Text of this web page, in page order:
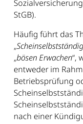
StGB).
Häufig führt das
„
„bösen Erwachen“,
entweder im
Betriebsprüfung
nach einer